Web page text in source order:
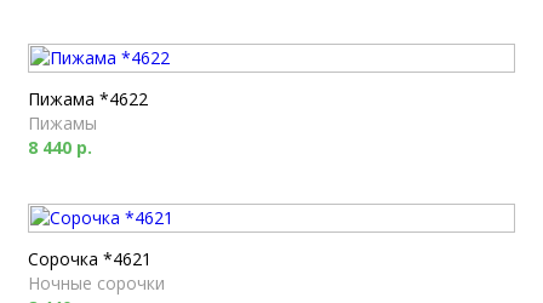
Пижама *4622
Пижамы
8 440 р.
Сорочка *4621
Ночные сорочки